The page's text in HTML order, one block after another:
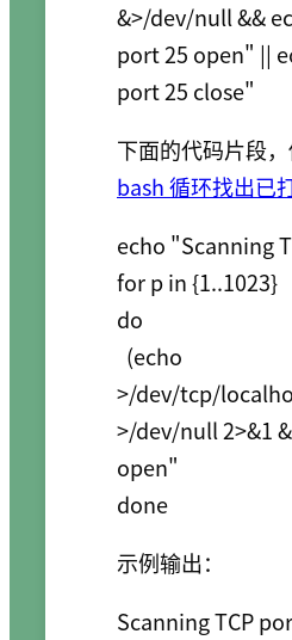
&>/dev/null &&
port 25 open" ||
下面的代码片段
bash 循环找出已
echo "Scanning
for p in {1..1023}
do
>/dev/tcp/
>/dev/null 2>&1
open"
示例输出：
Scanning TCP